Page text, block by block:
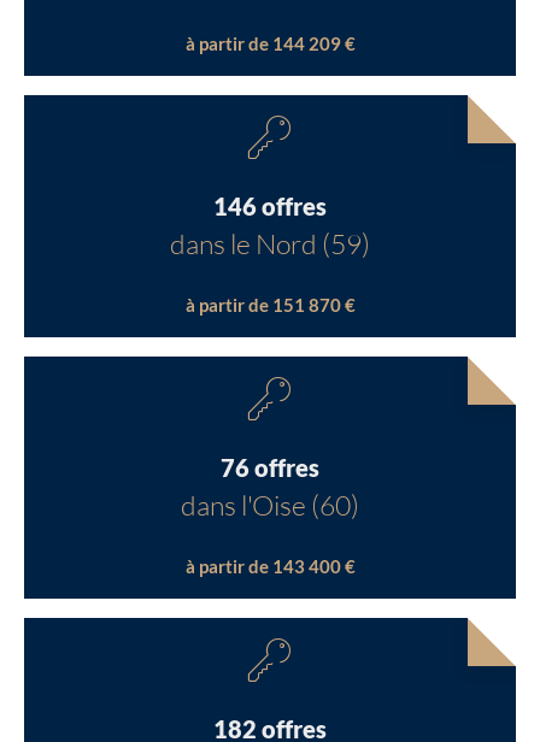
à partir de 144 209 €
146 offres
dans le Nord (59)
à partir de 151 870 €
76 offres
dans l'Oise (60)
à partir de 143 400 €
182 offres